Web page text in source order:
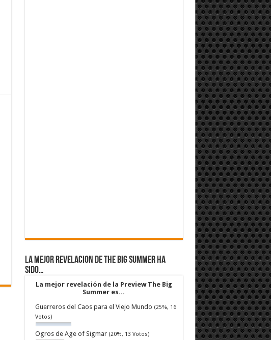
La mejor revelacion de The Big Summer ha
sido…
La mejor revelación de la Preview The Big
Summer es...
Guerreros del Caos para el Viejo Mundo (25%, 16
Votos)
Ogros de Age of Sigmar (20%, 13 Votos)